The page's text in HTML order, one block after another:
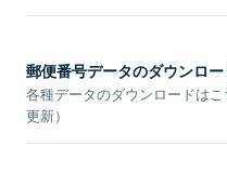
郵便番号データのダウンロー
各種データのダウンロードは
更新）